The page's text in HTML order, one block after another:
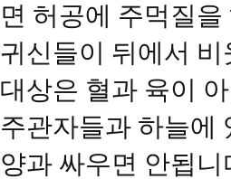
면 허공에 주먹질
귀신들이 뒤에서
대상은 혈과 육이
주관자들과 하늘에
양과 싸우면 안됩